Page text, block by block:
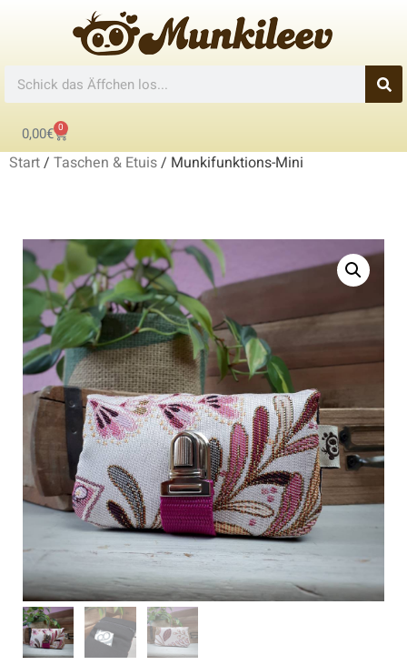
0,00€ 0
Start/ Taschen & Etuis/ Munkifunktions-Mini